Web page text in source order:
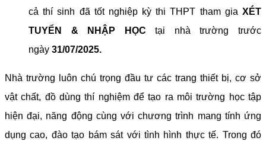
cả thí sinh đã tốt nghiệp kỳ thi THPT tham gia XÉT
TUYỂN & NHẬP HỌC tại nhà trường trước
ngày 31/07/2025.
Nhà trường luôn chú trọng đầu tư các trang thiết bị, cơ sở
vật chất, đồ dùng thí nghiệm để tạo ra môi trường học tập
hiện đại, năng động cùng với chương trình mang tính ứng
dụng cao, đào tạo bám sát với tình hình thực tế. Trong đó